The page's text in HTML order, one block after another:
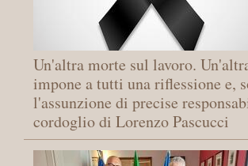
Un'altra morte sul lavoro.
impone a tutti una riflessione e,
l'assunzione di precise
cordoglio di Lorenzo Pascucci